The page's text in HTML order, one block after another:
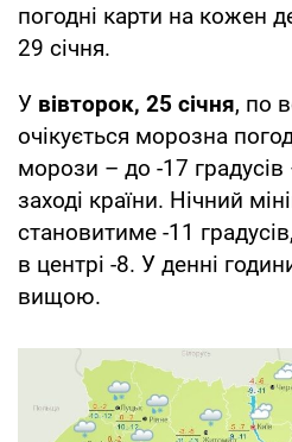
погодні карти на кожен
29 січня.
У вівторок, 25 січня, по
очікується морозна
морози – до -17
заході країни. Нічний
становитиме -11
в центрі -8. У денні
вищою.